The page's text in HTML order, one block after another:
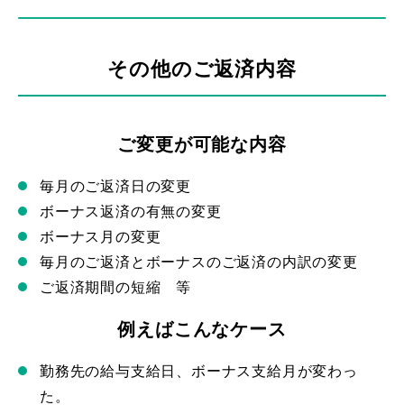
その他のご返済内容
ご変更が可能な内容
毎月のご返済日の変更
ボーナス返済の有無の変更
ボーナス月の変更
毎月のご返済とボーナスのご返済の内訳の変更
ご返済期間の短縮 等
例えばこんなケース
勤務先の給与支給日、ボーナス支給月が変わっ
た。